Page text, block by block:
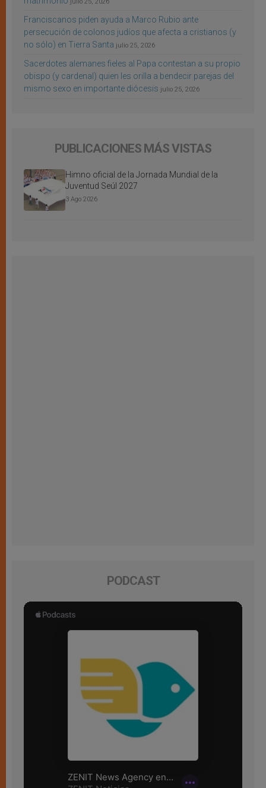
julio 25, 2026
Franciscanos piden ayuda a Marco Rubio ante
persecución de colonos judíos que afecta a cristianos (y
no sólo) en Tierra Santa julio 25, 2026
Sacerdotes alemanes fieles al Papa contestan a su propio
obispo (y cardenal) quien les orilla a bendecir parejas del
mismo sexo en importante diócesis julio 25, 2026
PUBLICACIONES MÁS VISTAS
Himno oficial de la Jornada Mundial de la
Juventud Seúl 2027
3 Ago 2026
PODCAST